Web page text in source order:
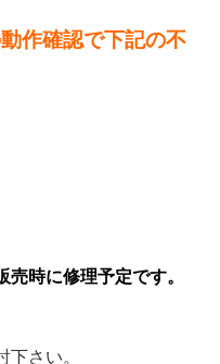
作確認で下記の不
時に修理予定です。
下さい。